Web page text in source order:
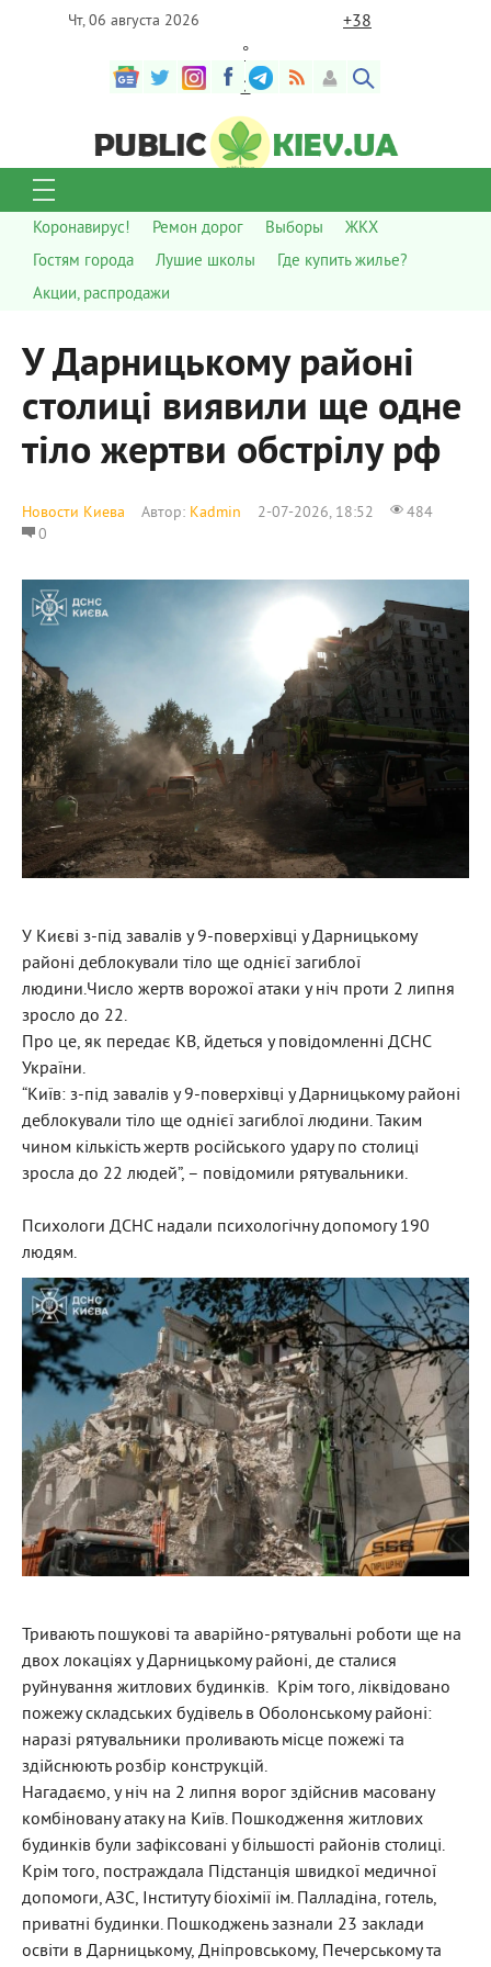
Чт, 06 августа 2026 +38
°
C
Коронавирус! Ремон дорог Выборы
ЖКХ
Гостям города
Лушие школы
Где купить жилье?
Акции, распродажи
У Дарницькому районі
столиці виявили ще одне
тіло жертви обстрілу рф
Новости Киева Автор: Kadmin 2-07-2026, 18:52
484
0
У Києві з-під завалів у 9-поверхівці у Дарницькому
районі деблокували тіло ще однієї загиблої
людини.Число жертв ворожої атаки у ніч проти 2 липня
зросло до 22.
Про це, як передає КВ, йдеться у повідомленні ДСНС
України.
“Київ: з-під завалів у 9-поверхівці у Дарницькому районі
деблокували тіло ще однієї загиблої людини. Таким
чином кількість жертв російського удару по столиці
зросла до 22 людей”, – повідомили рятувальники.
Психологи ДСНС надали психологічну допомогу 190
людям.
Тривають пошукові та аварійно-рятувальні роботи ще на
двох локаціях у Дарницькому районі, де сталися
руйнування житлових будинків. Крім того, ліквідовано
пожежу складських будівель в Оболонському районі:
наразі рятувальники проливають місце пожежі та
здійснюють розбір конструкцій.
Нагадаємо, у ніч на 2 липня ворог здійснив масовану
комбіновану атаку на Київ. Пошкодження житлових
будинків були зафіксовані у більшості районів столиці.
Крім того, постраждала Підстанція швидкої медичної
допомоги, АЗС, Інституту біохімії ім. Палладіна, готель,
приватні будинки. Пошкоджень зазнали 23 заклади
освіти в Дарницькому, Дніпровському, Печерському та